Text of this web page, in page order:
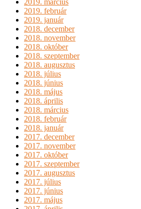
2019. március
2019. február
2019. január
2018. december
2018. november
2018. október
2018. szeptember
2018. augusztus
2018. július
2018. június
2018. május
2018. április
2018. március
2018. február
2018. január
2017. december
2017. november
2017. október
2017. szeptember
2017. augusztus
2017. július
2017. június
2017. május